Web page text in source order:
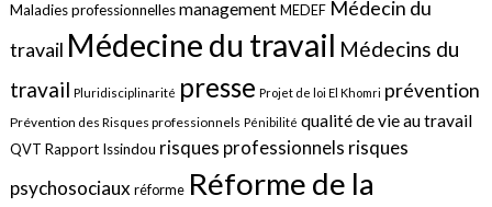
Maladies professionnellesmanagement MEDEF Médecin du
travail Médecine du travail Médecins du
travail Pluridisciplinarité presse Projet de loi El Khomri prévention
Prévention des Risques professionnels Pénibilité qualité de vie au travail
QVT Rapport Issindou risques professionnels risques
psychosociaux réforme Réforme de la